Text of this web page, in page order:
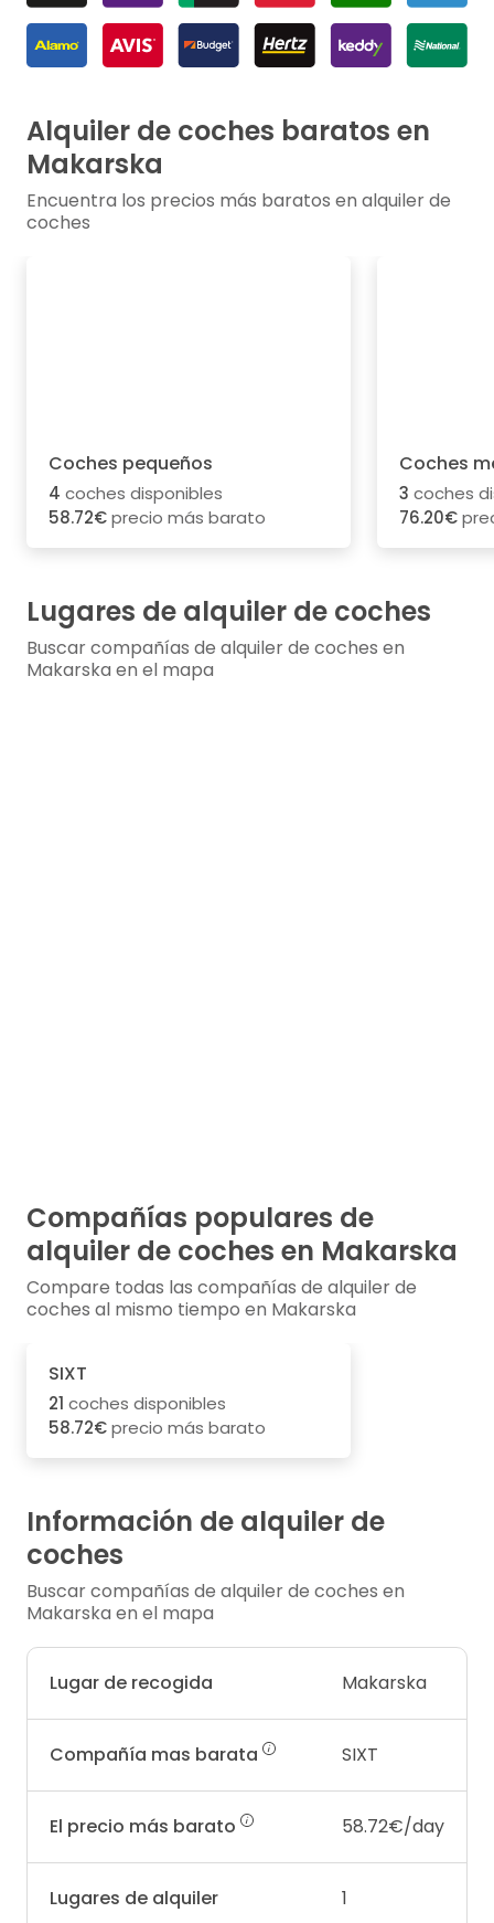
Alquiler de coches baratos en
Makarska
Encuentra los precios más baratos en alquiler de
coches
Coches pequeños
4 coches disponibles
58.72€precio más barato
Coches
3 coches
76.20€
Lugares de alquiler de coches
Buscar compañías de alquiler de coches en
Makarska en el mapa
Compañías populares de
alquiler de coches en Makarska
Compare todas las compañías de alquiler de
coches al mismo tiempo en Makarska
SIXT
21 coches disponibles
58.72€precio más barato
Información de alquiler de
coches
Buscar compañías de alquiler de coches en
Makarska en el mapa
Lugar de recogida Makarska
Compañía mas barata SIXT
El precio más barato 58.72€/day
Lugares de alquiler 1